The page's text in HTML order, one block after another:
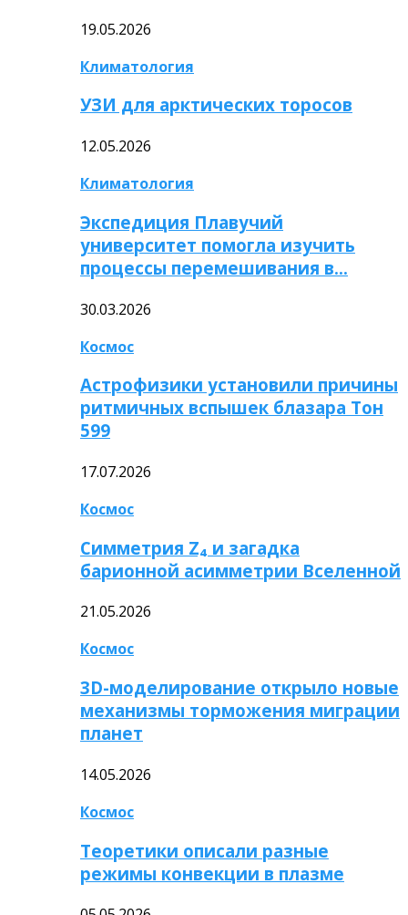
19.05.2026
Климатология
УЗИ для арктических торосов
12.05.2026
Климатология
Экспедиция Плавучий
университет помогла изучить
процессы перемешивания в…
30.03.2026
Космос
Астрофизики установили причины
ритмичных вспышек блазара Тон
599
17.07.2026
Космос
Симметрия Z₄ и загадка
барионной асимметрии Вселенной
21.05.2026
Космос
3D-моделирование открыло новые
механизмы торможения миграции
планет
14.05.2026
Космос
Теоретики описали разные
режимы конвекции в плазме